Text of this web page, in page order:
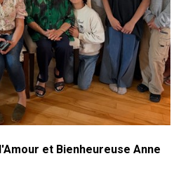
et Bienheureuse Anne